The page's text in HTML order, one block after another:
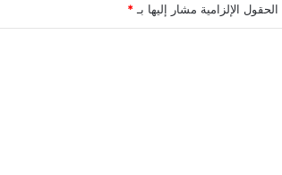
الحقول الإلزامية مشار إليها بـ *